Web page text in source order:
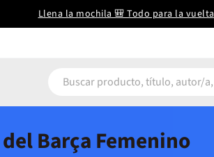
Llena la mochila 🎒 Todo para la vuelta
Barça Femenino